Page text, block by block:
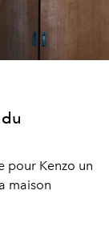
pour Kenzo un
maison